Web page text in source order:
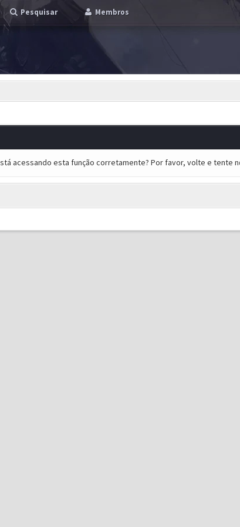
Pesquisar Membros
acessando esta função corretamente? Por favor, volte e tente